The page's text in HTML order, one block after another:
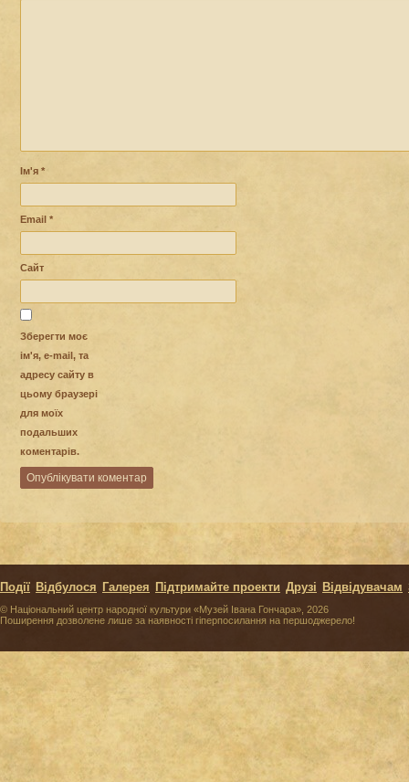
Ім'я *
Email *
Сайт
Зберегти моє
ім'я, e-mail, та
адресу сайту в
цьому браузері
для моїх
подальших
коментарів.
© Національний центр народної культури «Музей Івана Гончара», 2026
Поширення дозволене лише за наявності гіперпосилання на першоджерело!
Події Відбулося Галерея Підтримайте проекти Друзі Відвідувачам